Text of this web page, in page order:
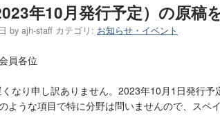
年10月発行予定）の原稿
by ajh-staff カテゴリ: お知らせ・イベント
員各位
なり申し訳ありません。2023年10月1日発行
ような項目で特に分野は問いませんので、スペ